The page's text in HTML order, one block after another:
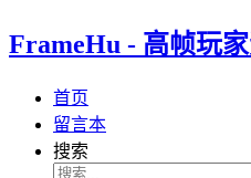
FrameHu - 高帧玩
首页
留言本
搜索